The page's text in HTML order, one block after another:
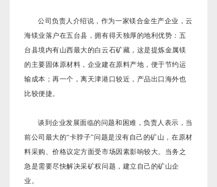
公司负责人介绍说，作为一家镁合金生产企业，云
海镁业落户在五台县，拥有得天独厚的地利优势：五
台县境内有山西最大的白云石矿藏，这是提炼金属镁
的主要固体原材料，企业建在原料产地，便于节约运
输成本；再一个，离天津港口较近，产品出口海外也
比较便捷。
谈到企业发展面临的问题和困难，负责人表示，当
前公司最大的“卡脖子”问题是没有自己的矿山，在原材
料采购、价格议定方面受市场因素影响较大。当务之
急是需要尽快解决采矿权问题，建立自己的矿山企
业。